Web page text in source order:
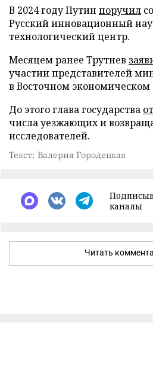
В 2024 году Путин поручил
Русский инновационный
технологический центр.
Месяцем ранее Трутнев
участии представителей
в Восточном
До этого глава государства
числа уезжающих и
исследователей.
Текст: Валерия Городецкая
каналы
Читать